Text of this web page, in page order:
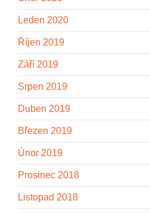
Leden 2020
Říjen 2019
Září 2019
Srpen 2019
Duben 2019
Březen 2019
Únor 2019
Prosinec 2018
Listopad 2018